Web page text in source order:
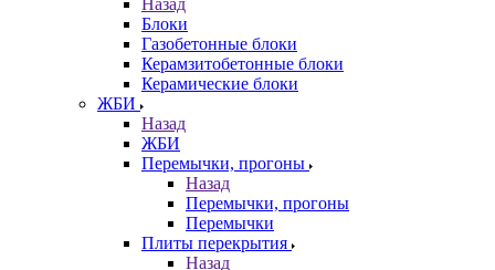
Назад
Блоки
Газобетонные блоки
Керамзитобетонные блоки
Керамические блоки
ЖБИ
Назад
ЖБИ
Перемычки, прогоны
Назад
Перемычки, прогоны
Перемычки
Плиты перекрытия
Назад